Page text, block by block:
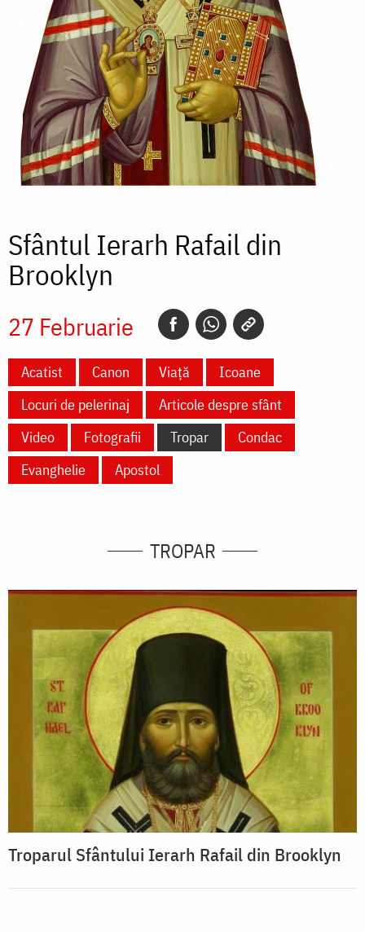
Sfântul Ierarh Rafail din
Brooklyn
27 Februarie
Acatist Canon Viață
Icoane
Locuri de pelerinaj
Articole despre sfânt
Video
Fotografii Tropar
Condac
Evanghelie
Apostol
TROPAR
Troparul Sfântului Ierarh Rafail din Brooklyn